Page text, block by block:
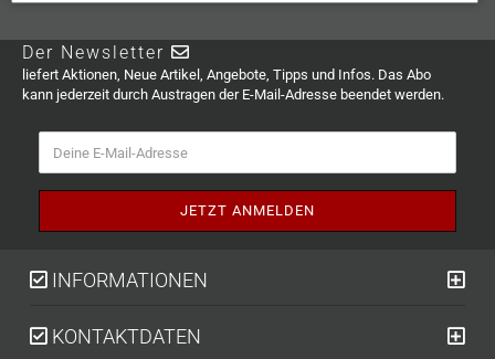
Der Newsletter
liefert Aktionen, Neue Artikel, Angebote, Tipps und Infos. Das Abo
kann jederzeit durch Austragen der E-Mail-Adresse beendet werden.
INFORMATIONEN
KONTAKTDATEN